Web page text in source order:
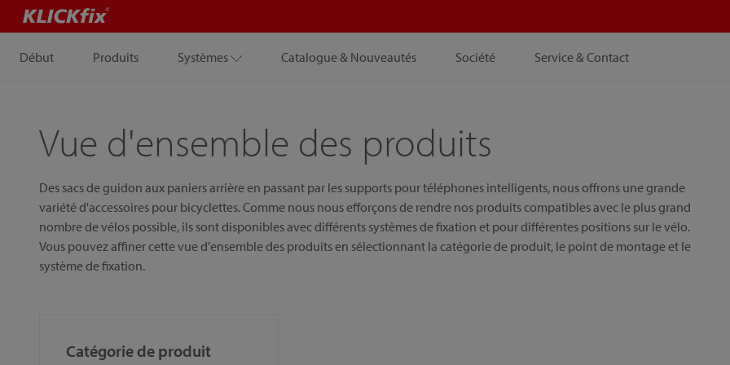
Début Produits Systèmes Catalogue & Nouveautés Société Service & Contact
Vue d'ensemble des produits
Des sacs de guidon aux paniers arrière en passant par les supports pour téléphones intelligents, nous offrons une grande
variété d'accessoires pour bicyclettes. Comme nous nous efforçons de rendre nos produits compatibles avec le plus grand
nombre de vélos possible, ils sont disponibles avec différents systèmes de fixation et pour différentes positions sur le vélo.
Vous pouvez affiner cette vue d'ensemble des produits en sélectionnant la catégorie de produit, le point de montage et le
système de fixation.
Catégorie de produit